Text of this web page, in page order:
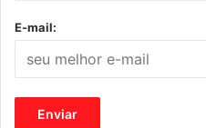
E-mail: